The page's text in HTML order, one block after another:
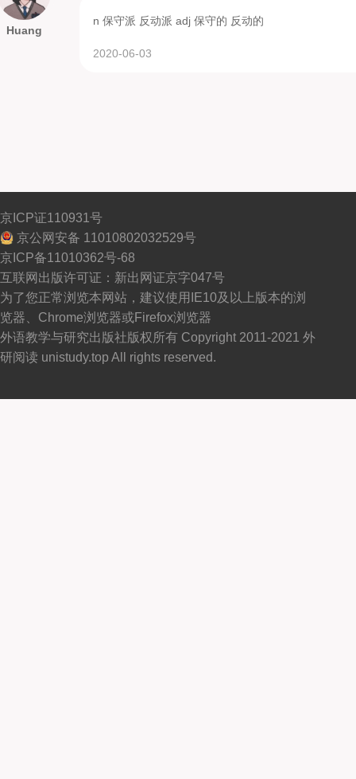
Huang
n 保守派 反动派 adj 保守的 反动的
2020-06-03
京ICP证110931号
京公网安备 11010802032529号
京ICP备11010362号-68
互联网出版许可证：新出网证京字047号
为了您正常浏览本网站，建议使用IE10及以上版本的浏
览器、Chrome浏览器或Firefox浏览器
外语教学与研究出版社版权所有 Copyright 2011-2021 外
研阅读 unistudy.top All rights reserved.